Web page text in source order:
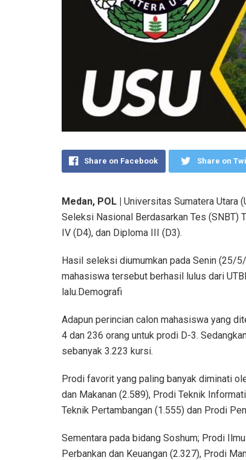
Share on Facebook Share on
Medan, POL | Universitas Sumatera Utara
Seleksi Nasional Berdasarkan Tes (SNBT)
IV (D4), dan Diploma III (D3).
Hasil seleksi diumumkan pada Senin (25/
mahasiswa tersebut berhasil lulus dari
lalu.Demografi
Adapun perincian calon mahasiswa yang
4 dan 236 orang untuk prodi D-3.
sebanyak 3.223 kursi.
Prodi favorit yang paling banyak diminati
dan Makanan (2.589), Prodi Teknik
Teknik Pertambangan (1.555) dan Prodi
Sementara pada bidang Soshum; Prodi
Perbankan dan Keuangan (2.327), Prodi